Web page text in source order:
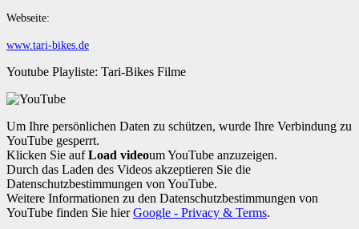
Webseite:
www.tari-bikes.de
Youtube Playliste: Tari-Bikes Filme
Um Ihre persönlichen Daten zu schützen, wurde Ihre Verbindung zu
YouTube gesperrt.
Klicken Sie aufLoad videoum YouTube anzuzeigen.
Durch das Laden des Videos akzeptieren Sie die
Datenschutzbestimmungen von YouTube.
Weitere Informationen zu den Datenschutzbestimmungen von
YouTube finden Sie hierGoogle - Privacy & Terms.